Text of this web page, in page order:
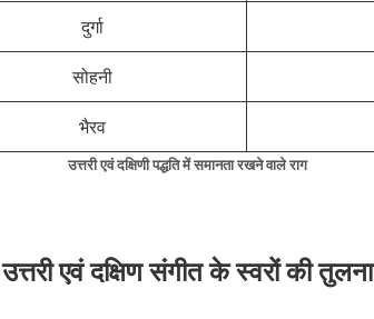
दुर्गा
सोहनी
भैरव
उत्तरी एवं दक्षिणी पद्धति में समानता रखने वाले राग
उत्तरी एवं दक्षिण संगीत के स्वरों की तुलना